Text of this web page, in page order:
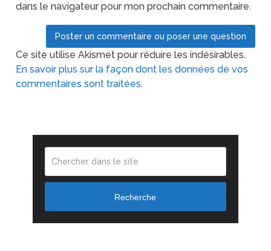
dans le navigateur pour mon prochain commentaire.
Ce site utilise Akismet pour réduire les indésirables.
En savoir plus sur la façon dont les données de vos
commentaires sont traitées.
Recherche